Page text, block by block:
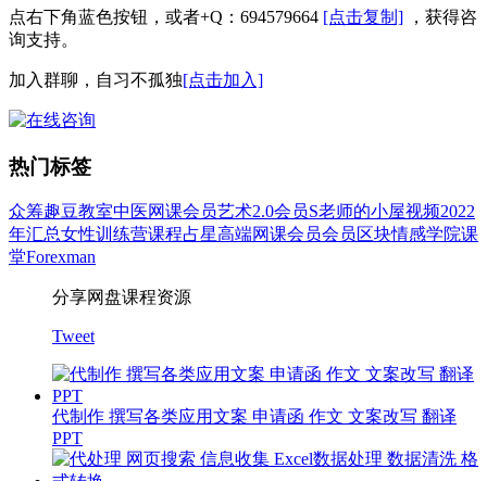
点右下角蓝色按钮，或者+Q：694579664 [点击复制] ，获得咨
询支持。
加入群聊，自习不孤独[点击加入]
热门标签
众筹趣豆教室中医网课会员艺术2.0会员S老师的小屋视频2022
年汇总女性训练营课程占星高端网课会员会员区块情感学院课
堂Forexman
分享网盘课程资源
Tweet
代制作 撰写各类应用文案 申请函 作文 文案改写 翻译
PPT